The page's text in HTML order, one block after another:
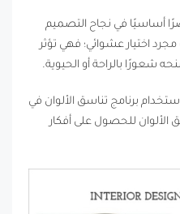
أساسيًا في نجاح التصميم
اختيار عشوائي؛ فهي تؤثر
شعورًا بالراحة أو الحيوية.
برنامج تناسق الألوان في
الألوان للحصول على أفكار